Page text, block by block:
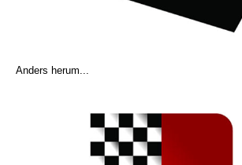
Anders herum...